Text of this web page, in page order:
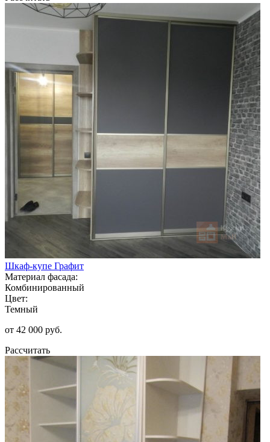
Шкаф-купе Графит
Материал фасада:
Комбинированный
Цвет:
Темный
от 42 000 руб.
Рассчитать